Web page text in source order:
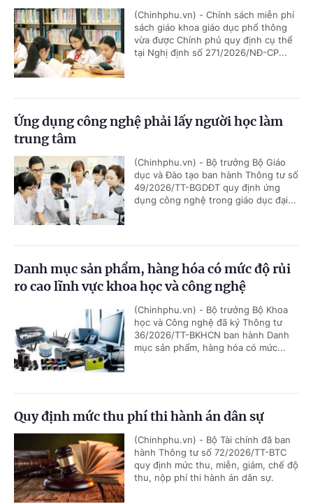
(Chinhphu.vn) - Chính sách miễn phí
sách giáo khoa giáo dục phổ thông
vừa được Chính phủ quy định cụ thể
tại Nghị định số 271/2026/NĐ-CP...
Ứng dụng công nghệ phải lấy người học làm
trung tâm
(Chinhphu.vn) - Bộ trưởng Bộ Giáo
dục và Đào tạo ban hành Thông tư số
49/2026/TT-BGDĐT quy định ứng
dụng công nghệ trong giáo dục đại...
Danh mục sản phẩm, hàng hóa có mức độ rủi
ro cao lĩnh vực khoa học và công nghệ
(Chinhphu.vn) - Bộ trưởng Bộ Khoa
học và Công nghệ đã ký Thông tư
36/2026/TT-BKHCN ban hành Danh
mục sản phẩm, hàng hóa có mức...
Quy định mức thu phí thi hành án dân sự
(Chinhphu.vn) - Bộ Tài chính đã ban
hành Thông tư số 72/2026/TT-BTC
quy định mức thu, miễn, giảm, chế độ
thu, nộp phí thi hành án dân sự.